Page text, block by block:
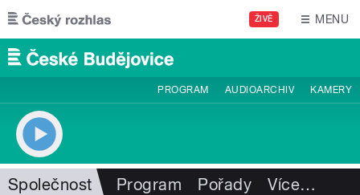
Přejít k hlavnímu obsahu
ŽIVĚ MENU
PROGRAM AUDIOARCHIV KAMERY
Společnost Program Pořady Více…